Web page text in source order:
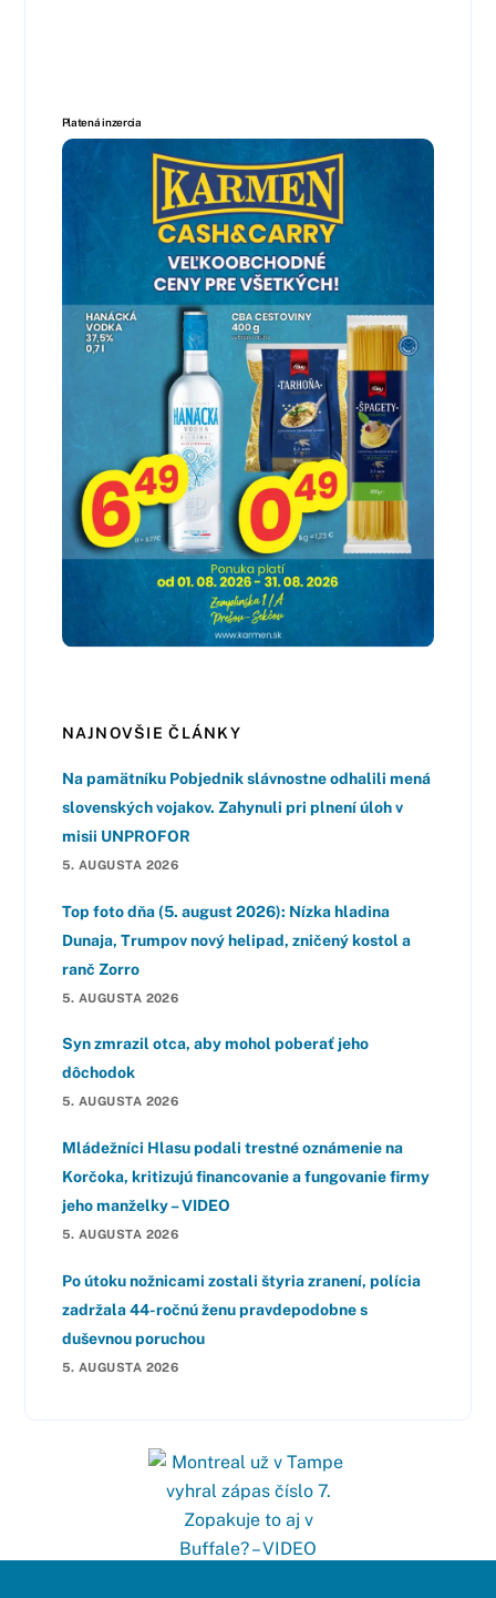
Platená inzercia
NAJNOVŠIE ČLÁNKY
Na pamätníku Pobjednik slávnostne odhalili mená
slovenských vojakov. Zahynuli pri plnení úloh v
misii UNPROFOR
5. AUGUSTA 2026
Top foto dňa (5. august 2026): Nízka hladina
Dunaja, Trumpov nový helipad, zničený kostol a
ranč Zorro
5. AUGUSTA 2026
Syn zmrazil otca, aby mohol poberať jeho
dôchodok
5. AUGUSTA 2026
Mládežníci Hlasu podali trestné oznámenie na
Korčoka, kritizujú financovanie a fungovanie firmy
jeho manželky – VIDEO
5. AUGUSTA 2026
Po útoku nožnicami zostali štyria zranení, polícia
zadržala 44-ročnú ženu pravdepodobne s
duševnou poruchou
5. AUGUSTA 2026